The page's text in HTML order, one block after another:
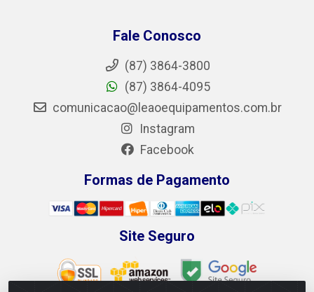
Fale Conosco
(87) 3864-3800
(87) 3864-4095
comunicacao@leaoequipamentos.com.br
Instagram
Facebook
Formas de Pagamento
Site Seguro